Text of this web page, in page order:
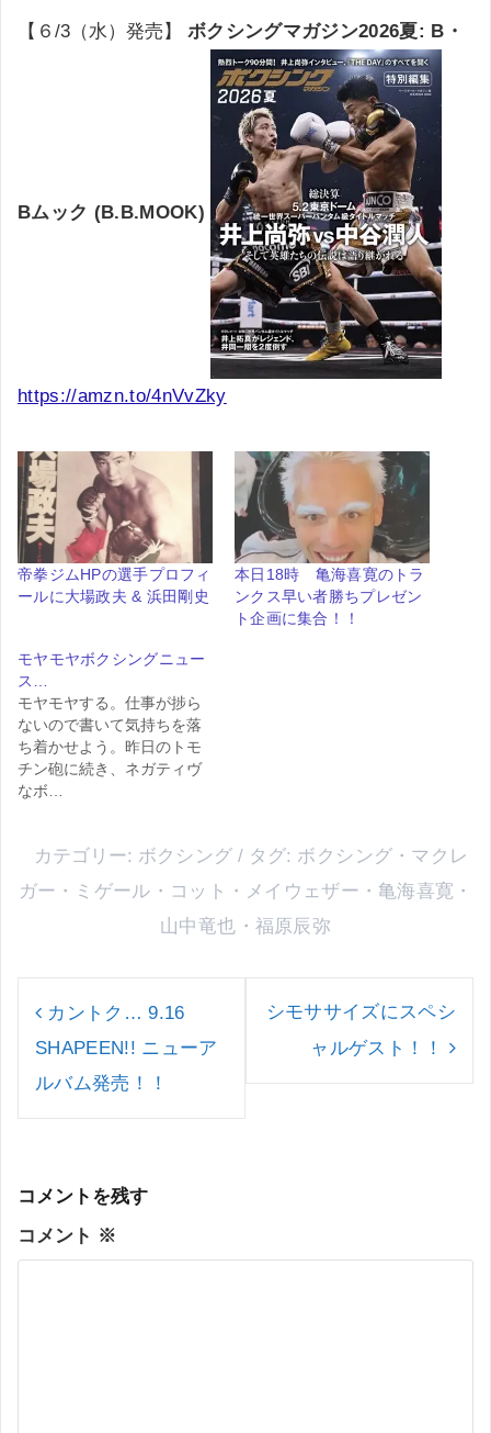
【６/3（水）発売】 ボクシングマガジン2026夏: B・
Bムック (B.B.MOOK)
https://amzn.to/4nVvZky
帝拳ジムHPの選手プロフィ
ールに大場政夫 & 浜田剛史
本日18時 亀海喜寛のトラ
ンクス早い者勝ちプレゼン
ト企画に集合！！
モヤモヤボクシングニュー
ス…
モヤモヤする。仕事が捗ら
ないので書いて気持ちを落
ち着かせよう。昨日のトモ
チン砲に続き、ネガティヴ
なボ…
カテゴリー: ボクシング タグ: ボクシング ・ マクレ
ガー ・ ミゲール・コット ・ メイウェザー ・ 亀海喜寛 ・
山中竜也 ・ 福原辰弥
稿
ナ
ビ
ゲ
カントク… 9.16
SHAPEEN!! ニューア
ルバム発売！！
シモササイズにスペシ
ャルゲスト！！
コメントを残す
コメント ※